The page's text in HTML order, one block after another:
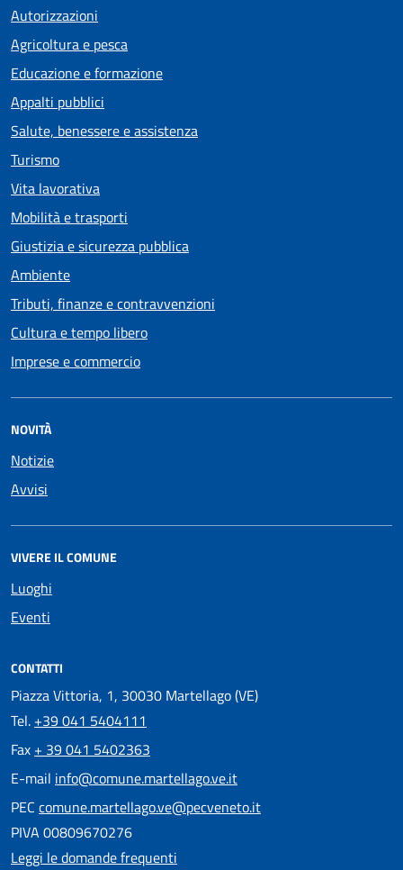
Autorizzazioni
Agricoltura e pesca
Educazione e formazione
Appalti pubblici
Salute, benessere e assistenza
Turismo
Vita lavorativa
Mobilità e trasporti
Giustizia e sicurezza pubblica
Ambiente
Tributi, finanze e contravvenzioni
Cultura e tempo libero
Imprese e commercio
NOVITÀ
Notizie
Avvisi
VIVERE IL COMUNE
Luoghi
Eventi
CONTATTI
Piazza Vittoria, 1, 30030 Martellago (VE)
Tel. +39 041 5404111
Fax + 39 041 5402363
E-mail info@comune.martellago.ve.it
PEC comune.martellago.ve@pecveneto.it
PIVA 00809670276
Leggi le domande frequenti